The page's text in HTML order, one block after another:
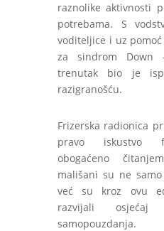
raznolike aktivnosti
potrebama. S
voditeljice i uz
za sindrom Down
trenutak bio je
razigranošću.
Frizerska radionica
pravo iskustvo
obogaćeno
mališani su ne
već su kroz ovu
razvijali osjećaj
samopouzdanja.